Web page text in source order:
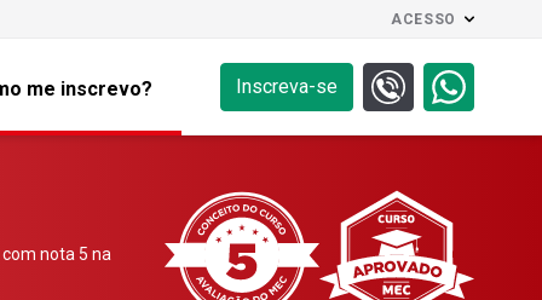
ACESSO
me inscrevo? Inscreva-se
nota 5 na